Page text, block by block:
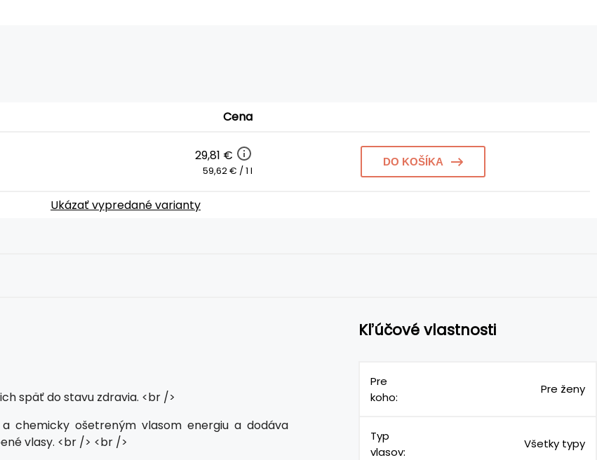
Cena
29,81 €
59,62 € / 1 l
DO KOŠÍKA
Ukázať vypredané varianty
späť do stavu zdravia. <br />
chemicky ošetreným vlasom energiu a dodáva
vlasy. <br /> <br />
Kľúčové vlastnosti
Pre
koho:
Pre ženy
Typ
vlasov:
Všetky typy